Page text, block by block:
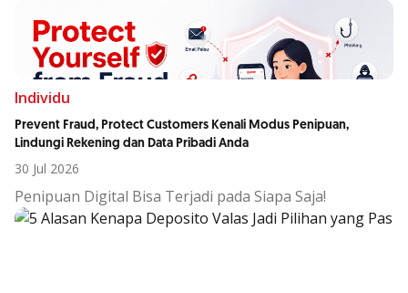
Individu
Prevent Fraud, Protect Customers Kenali Modus Penipuan,
Lindungi Rekening dan Data Pribadi Anda
30 Jul 2026
Penipuan Digital Bisa Terjadi pada Siapa Saja!